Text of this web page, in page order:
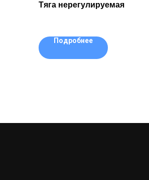
Тяга нерегулируемая
Подробнее